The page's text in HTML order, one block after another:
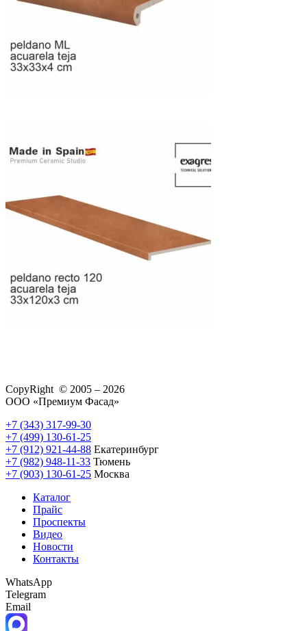
CopyRight © 2005 – 2026
ООО «Премиум Фасад»
+7 (343) 317-99-30
+7 (499) 130-61-25
+7 (912) 921-44-88 Екатеринбург
+7 (982) 948-11-33 Тюмень
+7 (903) 130-61-25 Москва
Каталог
Прайс
Проспекты
Видео
Новости
Контакты
WhatsApp
Telegram
Email